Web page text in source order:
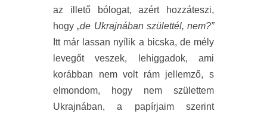
az illető bólogat, azért hozzáteszi,
hogy„de Ukrajnában születtél, nem?”
Itt már lassan nyílik a bicska, de mély
levegőt veszek, lehiggadok, ami
korábban nem volt rám jellemző, s
elmondom, hogy nem születtem
Ukrajnában, a papírjaim szerint